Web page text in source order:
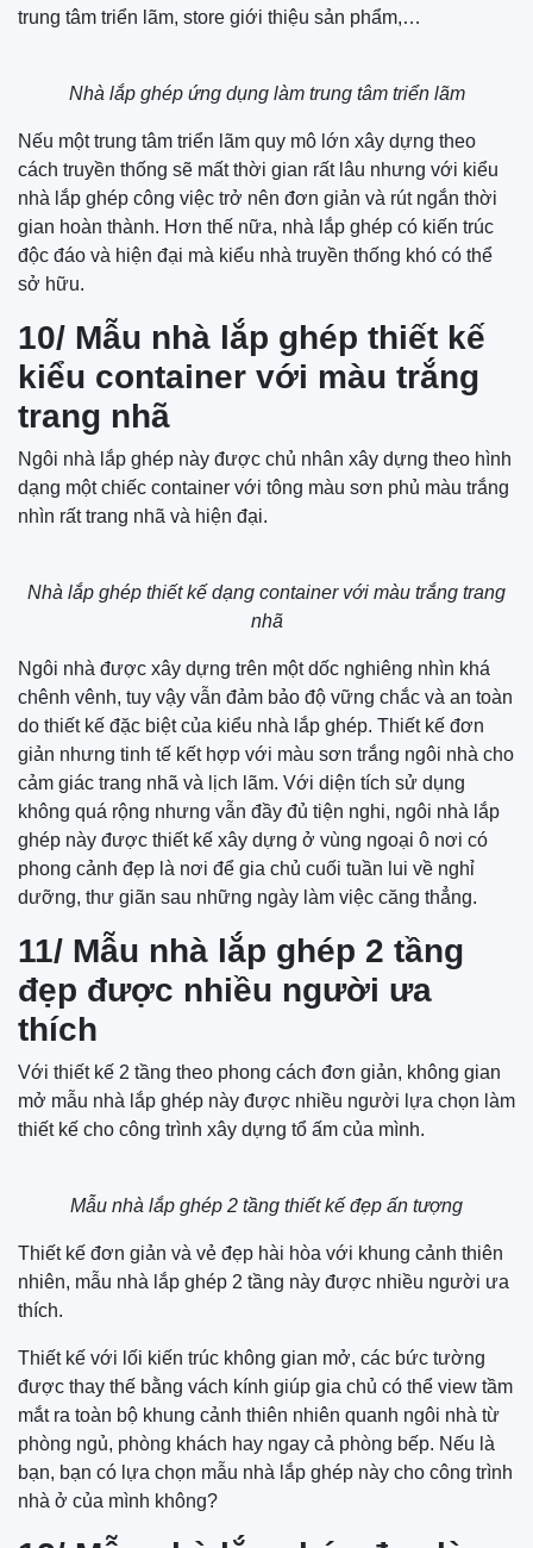
trung tâm triển lãm, store giới thiệu sản phẩm,…
Nhà lắp ghép ứng dụng làm trung tâm triển lãm
Nếu một trung tâm triển lãm quy mô lớn xây dựng theo
cách truyền thống sẽ mất thời gian rất lâu nhưng với kiểu
nhà lắp ghép công việc trở nên đơn giản và rút ngắn thời
gian hoàn thành. Hơn thế nữa, nhà lắp ghép có kiến trúc
độc đáo và hiện đại mà kiểu nhà truyền thống khó có thể
sở hữu.
10/ Mẫu nhà lắp ghép thiết kế
kiểu container với màu trắng
trang nhã
Ngôi nhà lắp ghép này được chủ nhân xây dựng theo hình
dạng một chiếc container với tông màu sơn phủ màu trắng
nhìn rất trang nhã và hiện đại.
Nhà lắp ghép thiết kế dạng container với màu trắng trang
nhã
Ngôi nhà được xây dựng trên một dốc nghiêng nhìn khá
chênh vênh, tuy vậy vẫn đảm bảo độ vững chắc và an toàn
do thiết kế đặc biệt của kiểu nhà lắp ghép. Thiết kế đơn
giản nhưng tinh tế kết hợp với màu sơn trắng ngôi nhà cho
cảm giác trang nhã và lịch lãm. Với diện tích sử dụng
không quá rộng nhưng vẫn đầy đủ tiện nghi, ngôi nhà lắp
ghép này được thiết kế xây dựng ở vùng ngoại ô nơi có
phong cảnh đẹp là nơi để gia chủ cuối tuần lui về nghỉ
dưỡng, thư giãn sau những ngày làm việc căng thẳng.
11/ Mẫu nhà lắp ghép 2 tầng
đẹp được nhiều người ưa
thích
Với thiết kế 2 tầng theo phong cách đơn giản, không gian
mở mẫu nhà lắp ghép này được nhiều người lựa chọn làm
thiết kế cho công trình xây dựng tổ ấm của mình.
Mẫu nhà lắp ghép 2 tầng thiết kế đẹp ấn tượng
Thiết kế đơn giản và vẻ đẹp hài hòa với khung cảnh thiên
nhiên, mẫu nhà lắp ghép 2 tầng này được nhiều người ưa
thích.
Thiết kế với lối kiến trúc không gian mở, các bức tường
được thay thế bằng vách kính giúp gia chủ có thể view tầm
mắt ra toàn bộ khung cảnh thiên nhiên quanh ngôi nhà từ
phòng ngủ, phòng khách hay ngay cả phòng bếp. Nếu là
bạn, bạn có lựa chọn mẫu nhà lắp ghép này cho công trình
nhà ở của mình không?